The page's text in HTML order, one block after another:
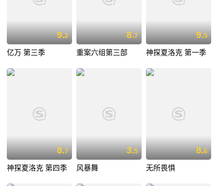
9.2
亿万 第三季
8.7
重案六组第三部
9.5
神探夏洛克 第一季
8.7
神探夏洛克 第四季
3.5
风暴舞
8.6
无所畏惧